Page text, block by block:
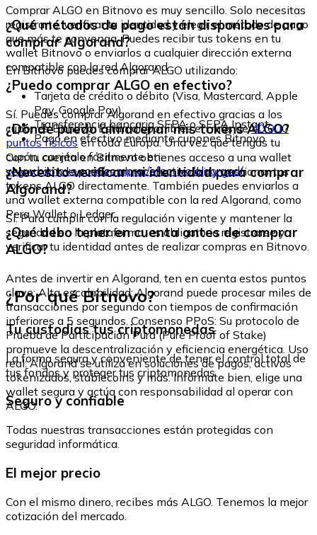
Comprar ALGO en Bitnovo es muy sencillo. Solo necesitas
registrarte, verificar tu identidad y elegir el método de pago
que más te convenga. Puedes recibir tus tokens en tu
wallet Bitnovo o enviarlos a cualquier dirección externa
compatible con la red Algorand.
¿Qué métodos de pago están disponibles para
comprar Algorand?
En Bitnovo puedes comprar ALGO utilizando:
Tarjeta de crédito o débito (Visa, Mastercard, Apple
Pay, Google Pay)
Transferencia bancaria SEPA o SEPA Instant
Pago en efectivo mediante cupones Bitnovo
¿Puedo comprar ALGO en efectivo?
Sí. Puedes comprar Algorand en efectivo gracias a los
cupones Bitnovo. Están disponibles en más de40.000
puntos físicos en toda Europa. Una vez que tengas tu
cupón, canjéalo fácilmente en:
www.bitnovo.com/comprar/efectivo/algorand/
¿Dónde puedo almacenar mis tokens ALGO?
Con tu cuenta en Bitnovo obtienes acceso a una wallet
segura donde puedes almacenar, recibir y gestionar tus
tokens ALGO directamente. También puedes enviarlos a
una wallet externa compatible con la red Algorand, como
Pera Wallet o Ledger.
¿Necesito verificar mi identidad para comprar
Algorand?
Sí. Para cumplir con la regulación vigente y mantener la
seguridad en la plataforma, es obligatorio registrarse y
verificar tu identidad antes de realizar compras en Bitnovo.
¿Qué debo tener en cuenta antes de comprar
ALGO?
Antes de invertir en Algorand, ten en cuenta estos puntos
clave: Alta escalabilidad: Algorand puede procesar miles de
transacciones por segundo con tiempos de confirmación
inferiores a 5 segundos. Consenso PPoS: Su protocolo de
Prueba de Participación Pura (Pure Proof of Stake)
promueve la descentralización y eficiencia energética. Uso
real: Algorand se utiliza en soluciones de pagos, activos
tokenizados, stablecoins y más. Infórmate bien, elige una
wallet segura y actúa con responsabilidad al operar con
ALGO.
¿Por qué Bitnovo?
Tu custodias tus criptomonedas
La forma segura y conveniente de tener el control total de
tus fondos y proteger tus criptomonedas.
Seguro y confiable
Todas nuestras transacciones están protegidas con
seguridad informática.
El mejor precio
Con el mismo dinero, recibes más ALGO. Tenemos la mejor
cotización del mercado.